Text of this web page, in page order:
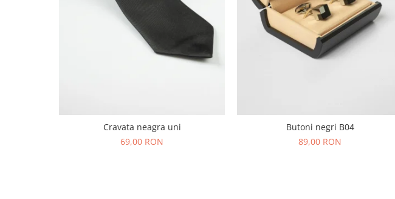
Cravata neagra uni
69,00 RON
Butoni negri B04
89,00 RON